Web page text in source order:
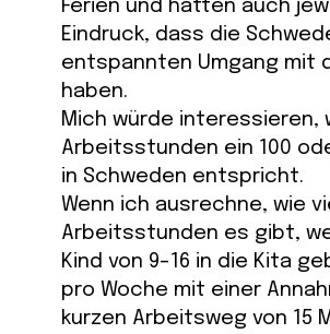
Ferien und hatten auch
Eindruck, dass die
entspannten Umgang mit
haben.
Mich würde interessieren,
Arbeitsstunden ein 100
in Schweden entspricht.
Wenn ich ausrechne, wie
Arbeitsstunden es gibt,
Kind von 9-16 in die Kita
pro Woche mit einer
kurzen Arbeitsweg von 15